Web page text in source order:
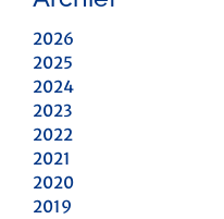
2026
2025
2024
2023
2022
2021
2020
2019